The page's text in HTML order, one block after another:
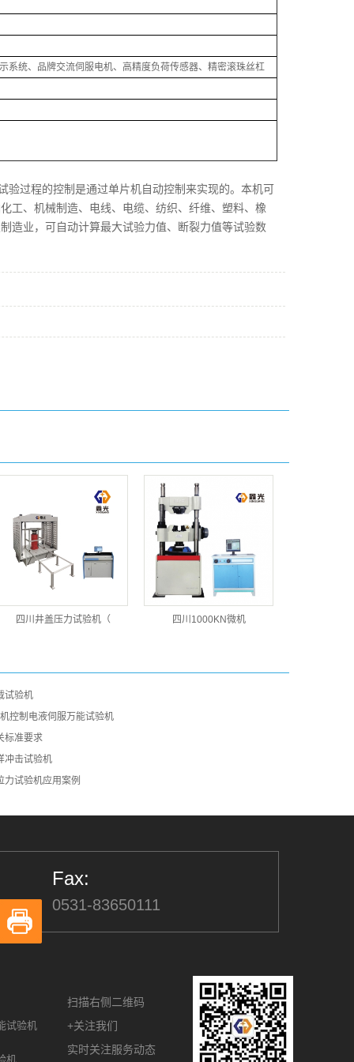
系统、品牌交流伺服电机、高精度负荷传感器、精密滚珠丝杠
过程的控制是通过单片机自动控制来实现的。本机可
工、机械制造、电线、电缆、纺织、纤维、塑料、橡
造业，可自动计算最大试验力值、断裂力值等试验数
四川井盖压力试验机（ 四川1000KN微机
试验机
控制电液伺服万能试验机
标准要求
冲击试验机
力试验机应用案例
Fax:
0531-83650111
试验机
机
扫描右侧二维码
+关注我们
实时关注服务动态